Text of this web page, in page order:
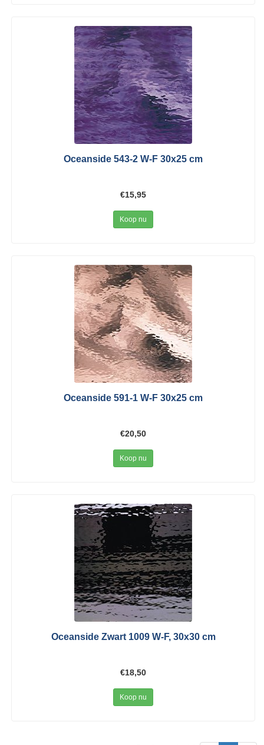
Oceanside 543-2 W-F 30x25 cm
€15,95
Koop nu
Oceanside 591-1 W-F 30x25 cm
€20,50
Koop nu
Oceanside Zwart 1009 W-F, 30x30 cm
€18,50
Koop nu